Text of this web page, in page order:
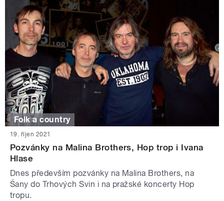
Folk a country
19. říjen 2021
Pozvánky na Malina Brothers, Hop trop i Ivana
Hlase
Dnes především pozvánky na Malina Brothers, na
Śany do Trhových Svin i na pražské koncerty Hop
tropu.